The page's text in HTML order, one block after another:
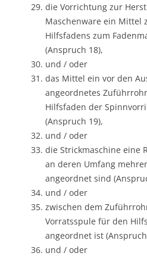
die Vorrichtung zur
Maschenware ein Mittel
Hilfsfadens zum
(Anspruch 18),
und / oder
das Mittel ein vor den
angeordnetes
Hilfsfaden der
(Anspruch 19),
und / oder
die Strickmaschine eine
an deren Umfang
angeordnet sind
und / oder
zwischen dem
Vorratsspule für den
angeordnet ist
und / oder